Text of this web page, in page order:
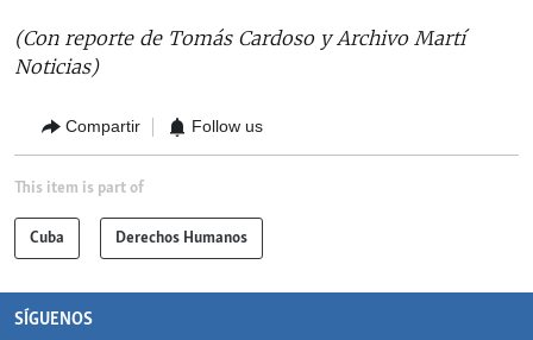
(Con reporte de Tomás Cardoso y Archivo Martí
Noticias)
Compartir Follow us
This item is part of
Cuba Derechos Humanos
SÍGUENOS